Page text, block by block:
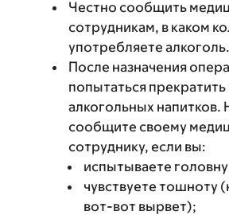
Честно сообщить
сотрудникам, в каком
употребляете алкоголь.
После назначения
попытаться
алкогольных напитков.
сообщите своему
сотруднику, если вы:
испытываете
чувствуете тошноту
вот-вот вырвет);